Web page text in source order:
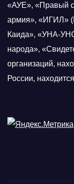
«АУЕ», «Правый
армия», «ИГИЛ»
Каида», «УНА-
народа»,
организаций,
России,